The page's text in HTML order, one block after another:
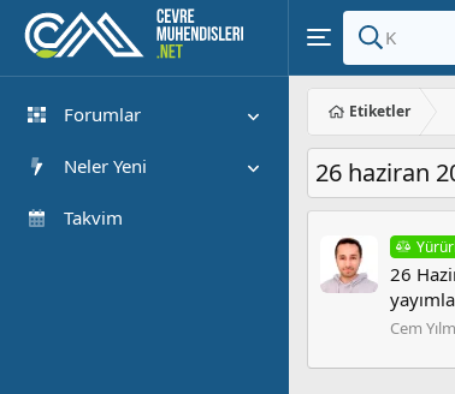
Forumlar
Yeni Mesajlar
Neler Yeni
Öne çıkan içerik
Takvim
Etiketler
26 haziran
26
Cem